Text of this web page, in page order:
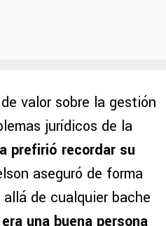
valor sobre la gestión
jurídicos de la
prefirió recordar su